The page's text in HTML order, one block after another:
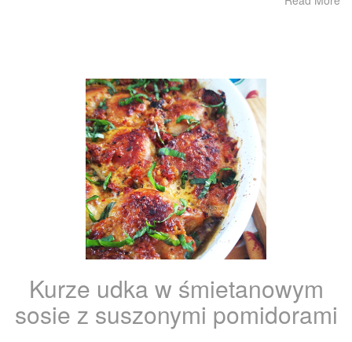
Kurze udka w śmietanowym
sosie z suszonymi pomidorami